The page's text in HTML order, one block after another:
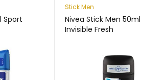
Sport
Stick Men
Nivea Stick Men
Invisible Fresh